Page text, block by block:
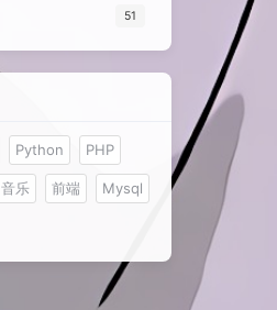
51
Python PHP
音乐 前端 Mysql